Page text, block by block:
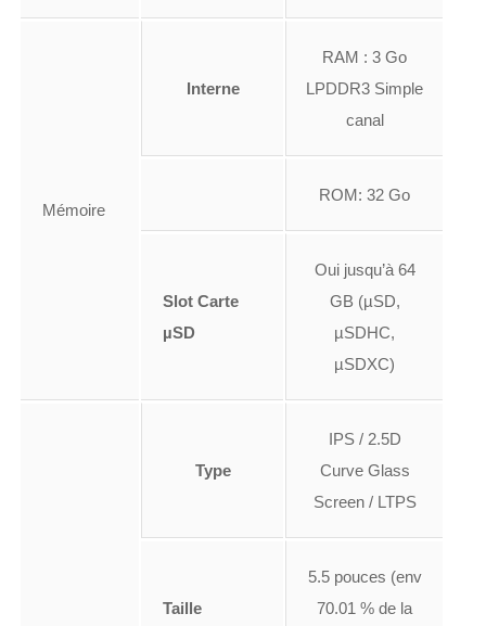
Mémoire
Interne
RAM : 3 Go
LPDDR3 Simple
canal
ROM: 32 Go
Slot Carte
µSD
Oui jusqu’à 64
GB (µSD,
µSDHC,
µSDXC)
Type
IPS / 2.5D
Curve Glass
Screen / LTPS
Taille
5.5 pouces (env
70.01 % de la